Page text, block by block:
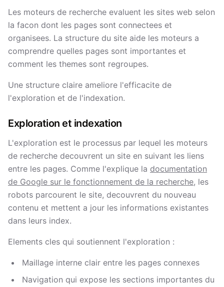
Les moteurs de recherche evaluent les sites web selon
la facon dont les pages sont connectees et
organisees. La structure du site aide les moteurs a
comprendre quelles pages sont importantes et
comment les themes sont regroupes.
Une structure claire ameliore l'efficacite de
l'exploration et de l'indexation.
Exploration et indexation
L'exploration est le processus par lequel les moteurs
de recherche decouvrent un site en suivant les liens
entre les pages. Comme l'explique la documentation
de Google sur le fonctionnement de la recherche, les
robots parcourent le site, decouvrent du nouveau
contenu et mettent a jour les informations existantes
dans leurs index.
Elements cles qui soutiennent l'exploration :
Maillage interne clair entre les pages connexes
Navigation qui expose les sections importantes du